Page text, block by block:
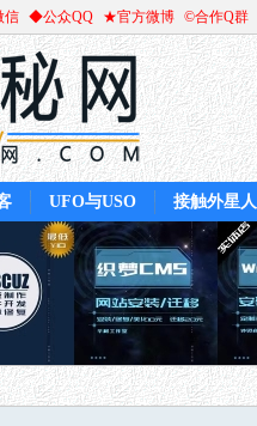
信 ◆公众QQ ★官方微博 ©合作Q群
UFO与USO 接触外星人